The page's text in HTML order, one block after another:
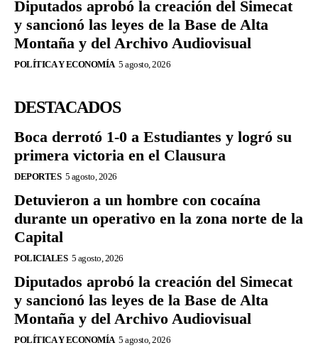
Diputados aprobó la creación del Simecat
y sancionó las leyes de la Base de Alta
Montaña y del Archivo Audiovisual
POLÍTICA Y ECONOMÍA 5 agosto, 2026
DESTACADOS
Boca derrotó 1-0 a Estudiantes y logró su
primera victoria en el Clausura
DEPORTES 5 agosto, 2026
Detuvieron a un hombre con cocaína
durante un operativo en la zona norte de la
Capital
POLICIALES 5 agosto, 2026
Diputados aprobó la creación del Simecat
y sancionó las leyes de la Base de Alta
Montaña y del Archivo Audiovisual
POLÍTICA Y ECONOMÍA 5 agosto, 2026